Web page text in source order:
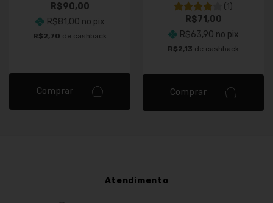
R$90,00
R$81,00 no pix
R$2,70 de cashback
Comprar
(1)
R$71,00
R$63,90 no pix
R$2,13 de cashback
Comprar
Atendimento